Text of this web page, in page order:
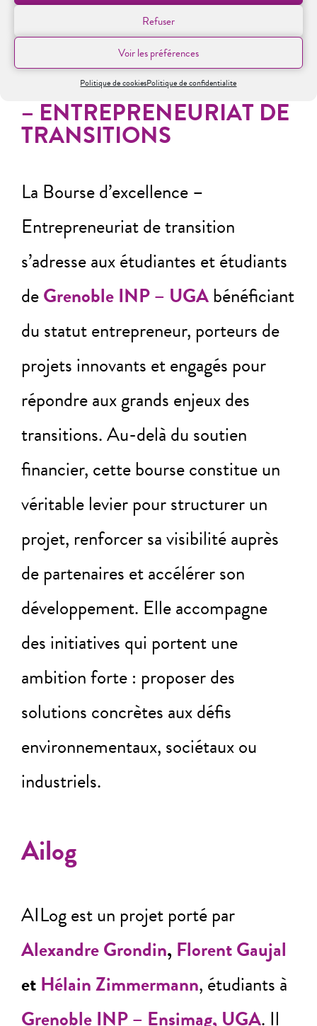
Refuser
Voir les préférences
Politique de cookiesPolitique de confidentialite
LES LAURÉATS DE LA
BOURSE D’EXCELLENCE
– ENTREPRENEURIAT DE
TRANSITIONS
La Bourse d’excellence –
Entrepreneuriat de transition
s’adresse aux étudiantes et étudiants
deGrenoble INP – UGA bénéficiant
du statut entrepreneur, porteurs de
projets innovants et engagés pour
répondre aux grands enjeux des
transitions. Au-delà du soutien
financier, cette bourse constitue un
véritable levier pour structurer un
projet, renforcer sa visibilité auprès
de partenaires et accélérer son
développement. Elle accompagne
des initiatives qui portent une
ambition forte : proposer des
solutions concrètes aux défis
environnementaux, sociétaux ou
industriels.
Ailog
AILog est un projet porté par
Alexandre Grondin, Florent Gaujal
et Hélain Zimmermann, étudiants à
Grenoble INP – Ensimag, UGA. Il